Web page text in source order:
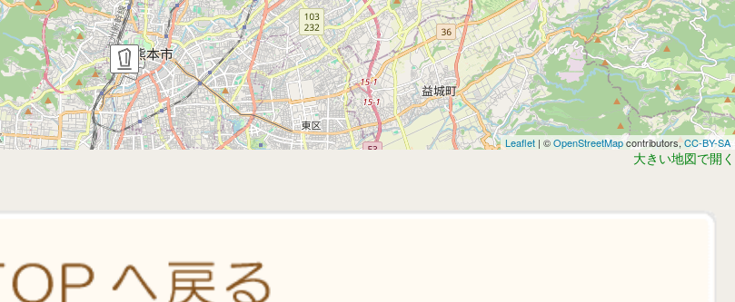
Leaflet | ©OpenStreetMapcontributors,CC-BY-SA
大きい地図で開く